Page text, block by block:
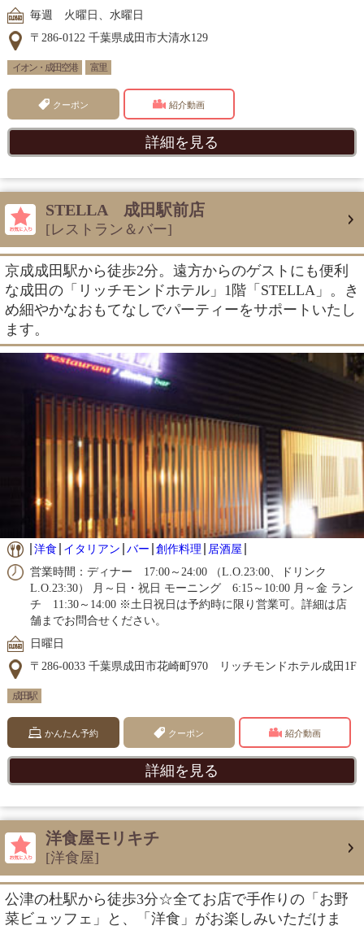
毎週 火曜日、水曜日
〒286-0122 千葉県成田市大清水129
イオン・成田空港 富里
クーポン 紹介動画
詳細を見る
STELLA 成田駅前店
[レストラン＆バー]
京成成田駅から徒歩2分。遠方からのゲストにも便利
な成田の「リッチモンドホテル」1階「STELLA」。き
め細やかなおもてなしでパーティーをサポートいたし
ます。
洋食 イタリアン バー 創作料理
居酒屋
営業時間：ディナー 17:00～24:00 （L.O.23:00、ドリンク
L.O.23:30） 月～日・祝日 モーニング 6:15～10:00 月～金 ラン
チ 11:30～14:00 ※土日祝日は予約時に限り営業可。詳細は店
舗までお問合せください。
日曜日
〒286-0033 千葉県成田市花崎町970 リッチモンドホテル成田1F
成田駅
かんたん予約 クーポン 紹介動画
詳細を見る
洋食屋モリキチ
[洋食屋]
公津の杜駅から徒歩3分☆全てお店で手作りの「お野
菜ビュッフェ」と、「洋食」がお楽しみいただけま